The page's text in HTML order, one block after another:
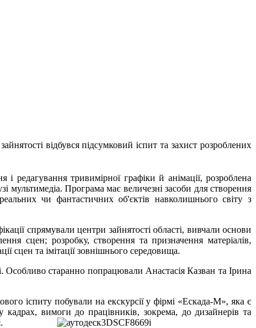
відбувся підсумковий іспит та захист розроблених
тривимірної графіки й анімації, розроблена
мультимедіа. Програма має величезні засоби для створення
чи фантастичних об'єктів навколишнього світу з
спрямували центри зайнятості області, вивчали основи
сцен; розробку, створення та призначення матеріалів,
сцен та імітації зовнішнього середовища.
старанно попрацювали Анастасія Казван та Ірина
іспиту побували на екскурсії у фірмі «Ескада-М», яка є
кадрах, вимоги до працівників, зокрема, до дизайнерів та